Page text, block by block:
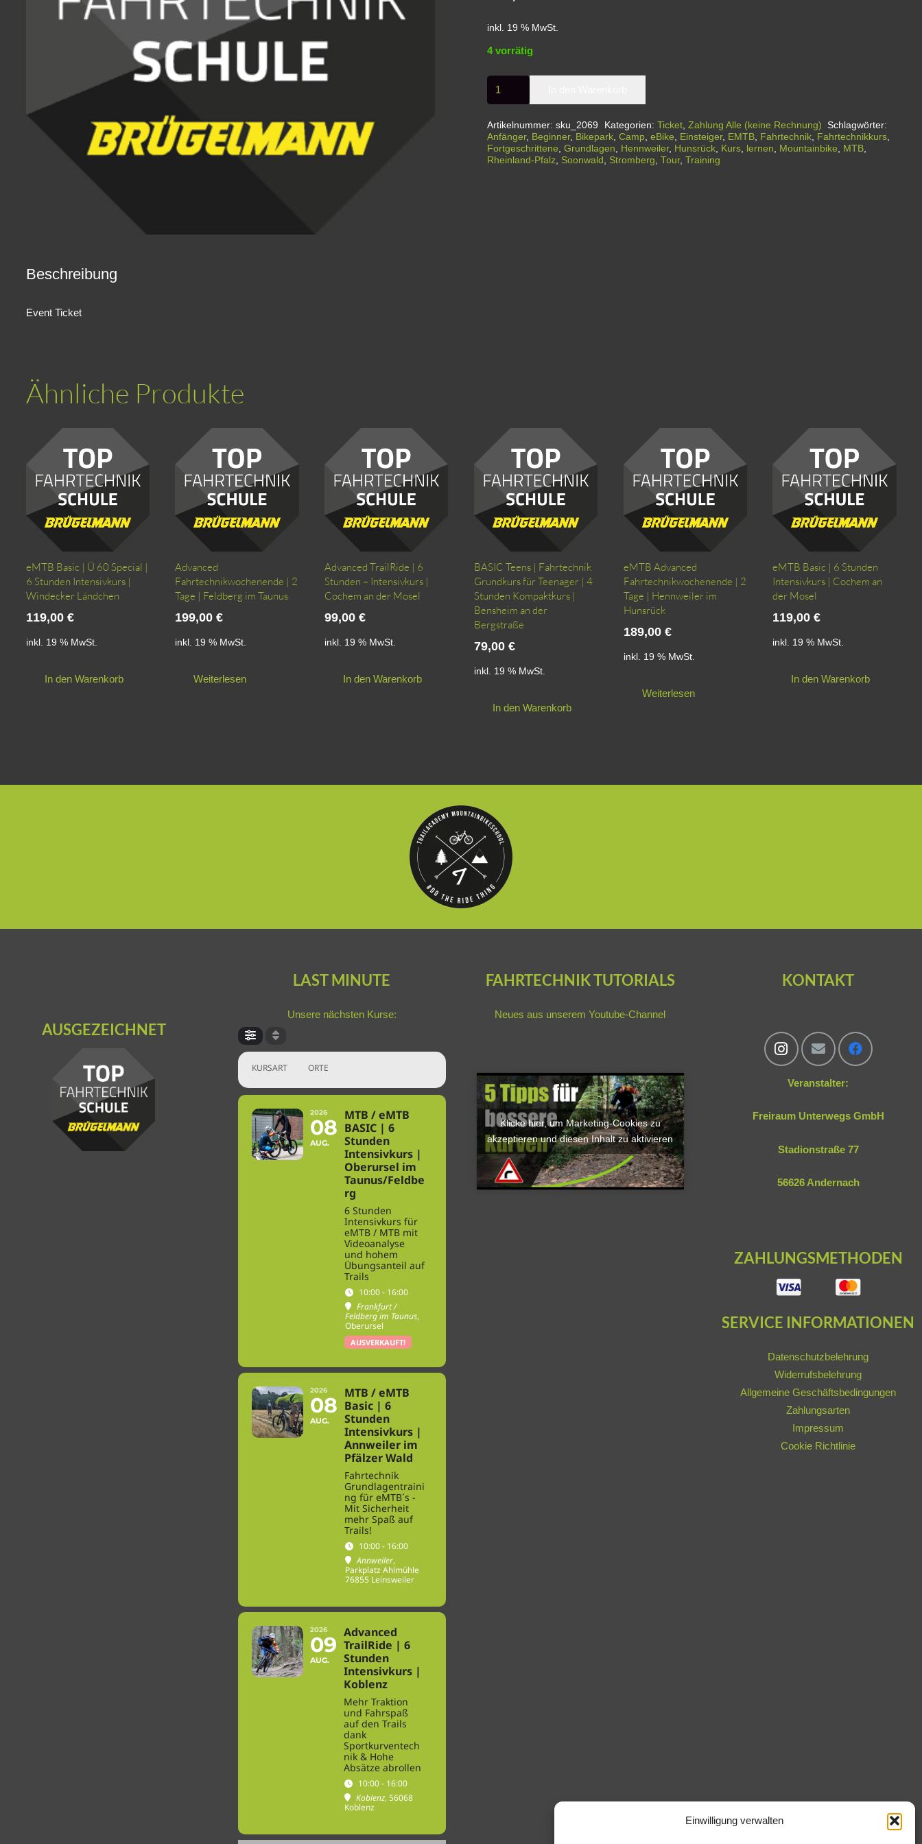
Einwilligung verwalten
inkl. 19 % MwSt.
4 vorrätig
eMTB
Basic
|
Fahrtechnikwochenende
|
Artikelnummer:sku_2069 Kategorien: Ticket, Zahlung Alle (keine Rechnung)
Schlagwörter:
Anfänger, Beginner, Bikepark,Camp,eBike, Einsteiger, EMTB, Fahrtechnik, Fahrtechnikkurs,
Fortgeschrittene,Grundlagen, Hennweiler, Hunsrück, Kurs, lernen, Mountainbike, MTB,
Rheinland-Pfalz, Soonwald , Stromberg,Tour,Training
Beschreibung
Event Ticket
Ähnliche Produkte
eMTB Basic | Ü 60 Special |
6 Stunden Intensivkurs |
Windecker Ländchen
119,00 €
inkl. 19 % MwSt.
In den Warenkorb
Advanced
Fahrtechnikwochenende | 2
Tage | Feldberg im Taunus
199,00€
inkl. 19 % MwSt.
Weiterlesen
Advanced TrailRide | 6
Stunden – Intensivkurs |
Cochem an der Mosel
99,00 €
inkl. 19 % MwSt.
In den Warenkorb
BASIC Teens | Fahrtechnik
Grundkurs für Teenager | 4
Stunden Kompaktkurs |
Bensheim an der
Bergstraße
79,00 €
inkl. 19 % MwSt.
In den Warenkorb
eMTB Advanced
Fahrtechnikwochenende | 2
Tage | Hennweiler im
Hunsrück
189,00 €
inkl. 19 % MwSt.
Weiterlesen
eMTB Basic | 6 Stunden
Intensivkurs | Cochem an
der Mosel
119,00€
inkl. 19 % MwSt.
In den Warenkorb
AUSGEZEICHNET
LAST MINUTE
Unsere nächsten Kurse:
KURSART ORTE
2026
08
AUG.
MTB / eMTB
BASIC | 6
Stunden
Intensivkurs |
Oberursel im
Taunus/Feldbe
rg
6 Stunden
Intensivkurs für
eMTB / MTB mit
Videoanalyse
und hohem
Übungsanteil auf
Trails
10:00 - 16:00
Frankfurt /
Feldberg im Taunus,
Oberursel
AUSVERKAUFT!
2026
08
AUG.
MTB / eMTB
Basic | 6
Stunden
Intensivkurs |
Annweiler im
Pfälzer Wald
Fahrtechnik
Grundlagentraini
ng für eMTB´s -
Mit Sicherheit
mehr Spaß auf
Trails!
10:00 - 16:00
Annweiler,
Parkplatz Ahlmühle
76855 Leinsweiler
2026
09
AUG.
Advanced
TrailRide | 6
Stunden
Intensivkurs |
Koblenz
Mehr Traktion
und Fahrspaß
auf den Trails
dank
Sportkurventech
nik & Hohe
Absätze abrollen
10:00 - 16:00
Koblenz, 56068
Koblenz
FAHRTECHNIK TUTORIALS
Neues aus unseremYoutube-Channel
Klicke hier, um Marketing-Cookies zu
akzeptieren und diesen Inhalt zu aktivieren
KONTAKT
Veranstalter:
Freiraum Unterwegs GmbH
Stadionstraße 77
56626 Andernach
ZAHLUNGSMETHODEN
SERVICE INFORMATIONEN
Datenschutzbelehrung
Widerrufsbelehrung
Allgemeine Geschäftsbedingungen
Zahlungsarten
Impressum
Cookie Richtlinie